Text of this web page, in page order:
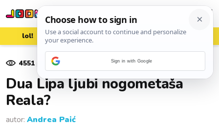
lol! aww vrh! woot?!
4551 pregleda
Dua Lipa ljubi nogometaša
Reala?
autor: Andrea Paić
Sign in with Google